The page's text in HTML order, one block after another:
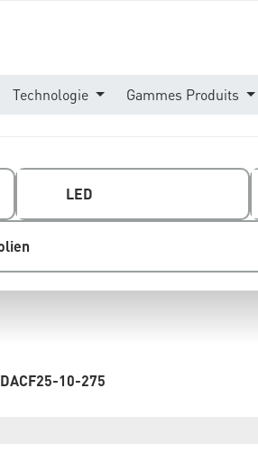
Technologie Gammes Produits
LED
DACF25-10-275